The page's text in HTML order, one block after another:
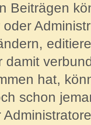
Beiträgen
damit
hat,
schon